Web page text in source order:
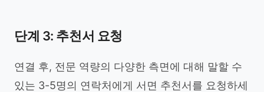
단계 3: 추천서 요청
연결 후, 전문 역량의 다양한 측면에 대해 말할 수
있는 3-5명의 연락처에게 서면 추천서를 요청하세